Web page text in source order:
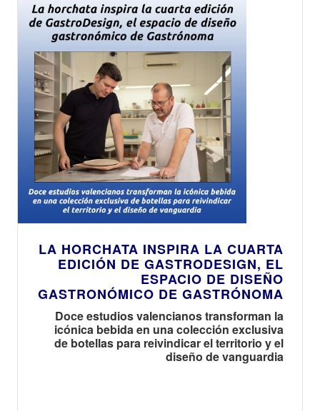
LA HORCHATA INSPIRA LA CUARTA
EDICIÓN DE GASTRODESIGN, EL
ESPACIO DE DISEÑO
GASTRONÓMICO DE GASTRÓNOMA
Doce estudios valencianos transforman la
icónica bebida en una colección exclusiva
de botellas para reivindicar el territorio y el
diseño de vanguardia